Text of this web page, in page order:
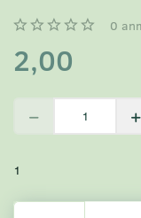
0
2,00
1